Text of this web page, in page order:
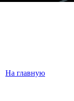
На главную